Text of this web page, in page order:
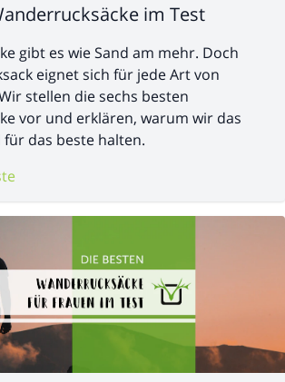
im Test
gibt es wie Sand am mehr. Doch
eignet sich für jede Art von
stellen die sechs besten
vor und erklären, warum wir das
das beste halten.